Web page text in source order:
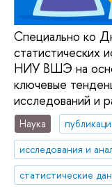
Специально ко
статистических
НИУ ВШЭ на
ключевые
исследований и
Наука
исследования и
статистические